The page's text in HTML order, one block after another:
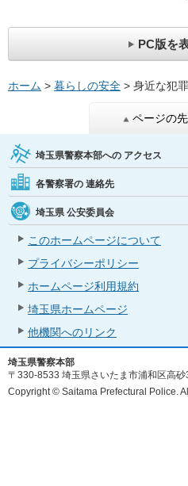
PC版を
ホーム > 暮らしの安全 > 身近な犯
ページの
埼玉県警察本部への アクセス
各警察署の 連絡先
埼玉県 公安委員会
このホームページについて
プライバシーポリシー
ホームページ利用規約
埼玉県ホームページ
他機関へのリンク
埼玉県警察本部
〒330-8533 埼玉県さいたま市浦和区高
Copyright © Saitama Prefectural Police.